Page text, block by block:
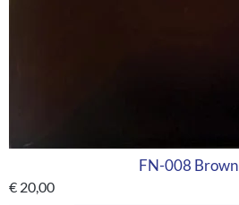
FN-008 Brown
€ 20,00